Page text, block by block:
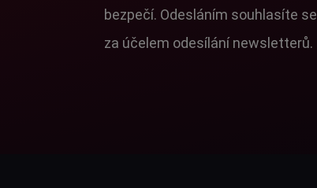
bezpečí. Odesláním souhlasíte se
za účelem odesílání newsletterů.